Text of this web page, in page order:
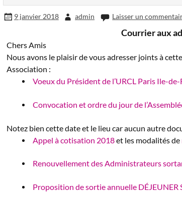
9 janvier 2018 admin Laisser un
Courrier aux
Chers Amis
Nous avons le plaisir de vous adresser joints à
Association :
Voeux du Président de l’URCL Paris Ile-
Convocation et ordre du jour de
Notez bien cette date et le lieu car aucun autre
Appel à cotisation 2018et les modalités de
Renouvellement des Administrateurs
Proposition de sortie annuelle DÉJEUNER